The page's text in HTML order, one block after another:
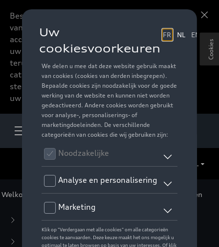
Beste accessoires-lovers,
vanaf nu kan u het hele
accessoire assortiment van
uw favoriete merk
terugvinden in de online
catalogus. Deze kunnen
steeds besteld worden via
uw verdeler.
Welkom Voor u >Active Collectie >Kleding > Mannen
Business Collectie(59)
Casual Collectie(57)
Cookies